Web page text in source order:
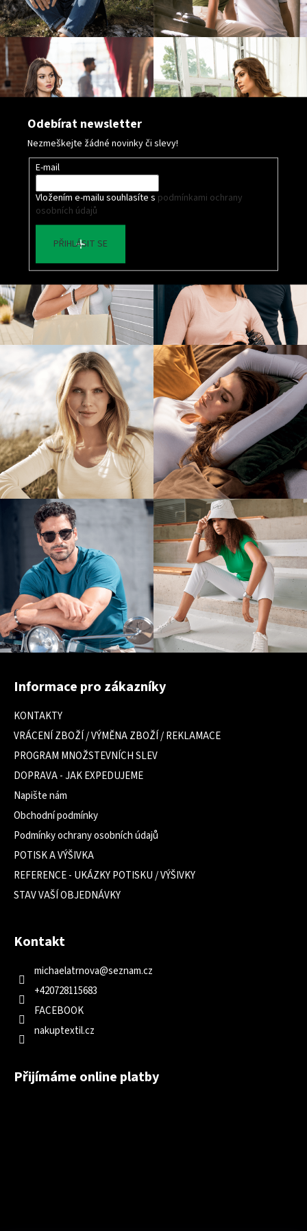
Odebírat newsletter
Nezmeškejte žádné novinky či slevy!
E-mail
Vložením e-mailu souhlasíte s podmínkami ochrany
osobních údajů
PŘIHLÁSIT SE
Z
Informace pro zákazníky
KONTAKTY
VRÁCENÍ ZBOŽÍ / VÝMĚNA ZBOŽÍ / REKLAMACE
PROGRAM MNOŽSTEVNÍCH SLEV
DOPRAVA - JAK EXPEDUJEME
Napište nám
Obchodní podmínky
Podmínky ochrany osobních údajů
POTISK A VÝŠIVKA
REFERENCE - UKÁZKY POTISKU / VÝŠIVKY
STAV VAŠÍ OBJEDNÁVKY
Kontakt
michaelatrnova@seznam.cz
+420728115683
FACEBOOK
nakuptextil.cz
Přijímáme online platby